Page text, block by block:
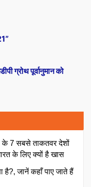
ग्रोथ पूर्वानुमान को
के 7 सबसे ताकतवर देशों
के लिए क्यों है खास
है?, जानें कहाँ पाए जाते हैं